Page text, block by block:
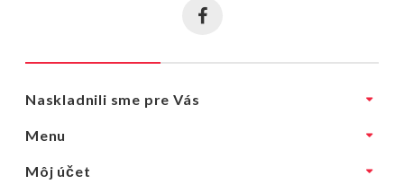
Naskladnili sme pre Vás
Menu
Môj účet